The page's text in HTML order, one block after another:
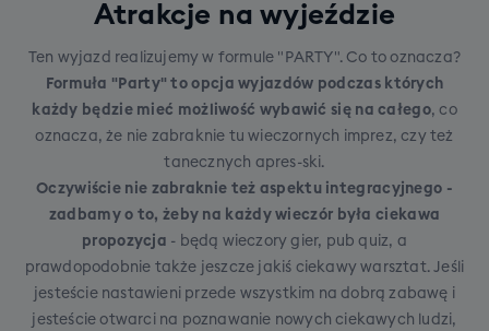
Atrakcje na wyjeździe
Ten wyjazd realizujemy w formule "PARTY". Co to oznacza?
Formuła "Party" to opcja wyjazdów podczas których
każdy będzie mieć możliwość wybawić się na całego, co
oznacza, że nie zabraknie tu wieczornych imprez, czy też
tanecznych apres-ski.
Oczywiście nie zabraknie też aspektu integracyjnego -
zadbamy o to, żeby na każdy wieczór była ciekawa
propozycja - będą wieczory gier, pub quiz, a
prawdopodobnie także jeszcze jakiś ciekawy warsztat. Jeśli
jesteście nastawieni przede wszystkim na dobrą zabawę i
jesteście otwarci na poznawanie nowych ciekawych ludzi,